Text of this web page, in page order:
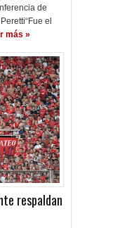
de
el
más »
respaldan